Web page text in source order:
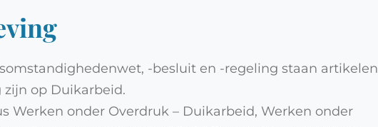
-besluit en -regeling staan artikelen
zijn op Duikarbeid.
Werken onder Overdruk – Duikarbeid, Werken onder